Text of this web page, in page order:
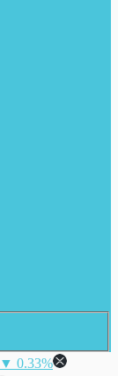
▼ 0.33%